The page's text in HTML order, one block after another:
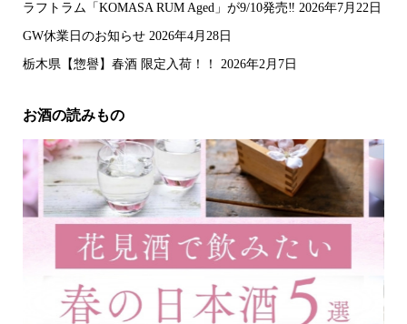
ラフトラム「KOMASA RUM Aged」が9/10発売‼️ 2026年7月22日
GW休業日のお知らせ 2026年4月28日
栃木県【惣譽】春酒 限定入荷！！ 2026年2月7日
お酒の読みもの